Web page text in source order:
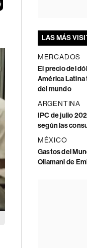
LAS MÁS
MERCADOS
El precio del
América
del mundo
ARGENTINA
IPC de julio
según las
MÉXICO
Gastos del
Ollamani de